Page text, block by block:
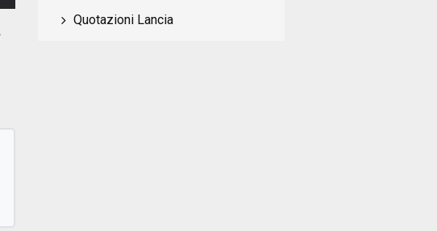
Quotazioni Lancia